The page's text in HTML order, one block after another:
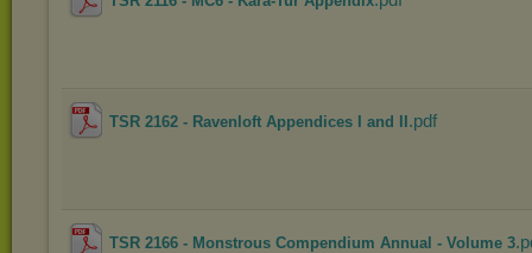
TSR 2162 - Ravenloft Appendices I and II .pdf
TSR 2166 - Monstrous Compendium Annual - Volume 3